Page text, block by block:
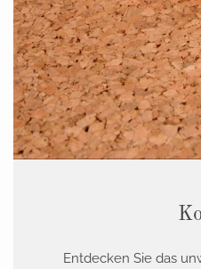
Entdecken Sie das